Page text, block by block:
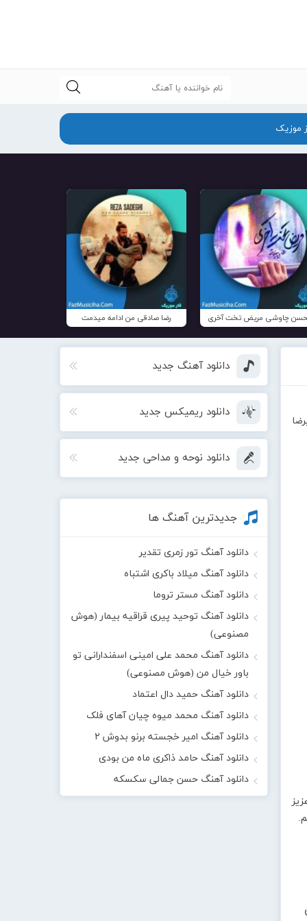
موزیک
چاوشی مریض تخت آخری رضا صادقی من ادامه میدمت
دانلود آهنگ جدید
دانلود ریمیکس جدید
دانلود نوحه و مداحی جدید
جدیدترین آهنگ ها
دانلود آهنگ تور زمری تقدیر
دانلود آهنگ میلاد باکری اشتباه
دانلود آهنگ مستر تروما
دانلود آهنگ توحید پیری قراقیه بیمار (هوش
مصنوعی)
دانلود آهنگ محمد علی امینی اسفندارانی تو
باور خیال من (هوش مصنوعی)
دانلود آهنگ حمید دال اعتماد
دانلود آهنگ محمد میوه چیان آهای فلک
دانلود آهنگ امیر خجسته برنو بدوش ۲
دانلود آهنگ حامد ذاکری ماه من بودی
دانلود آهنگ حسن جمالی سکسکه